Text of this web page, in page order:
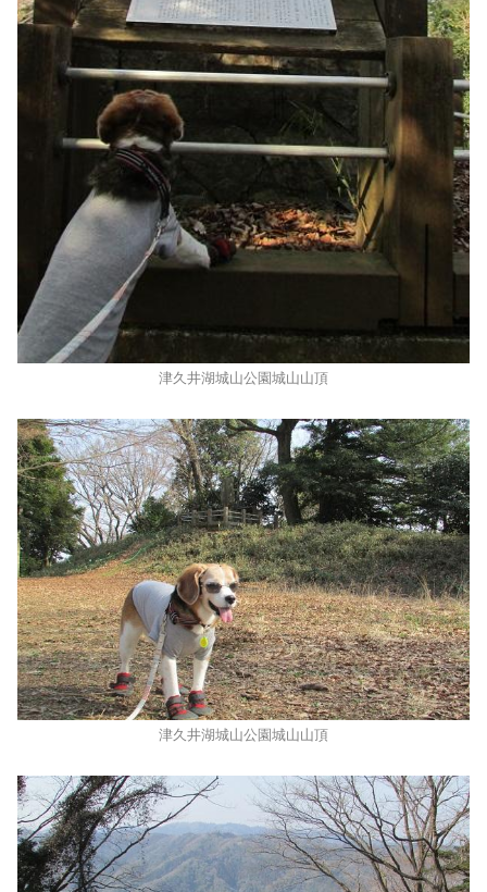
津久井湖城山公園城山山頂
津久井湖城山公園城山山頂